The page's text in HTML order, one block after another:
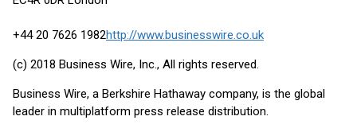
+44 20 7626 1982http://www.businesswire.co.uk
(c) 2018 Business Wire, Inc., All rights reserved.
Business Wire, a Berkshire Hathaway company, is the global
leader in multiplatform press release distribution.